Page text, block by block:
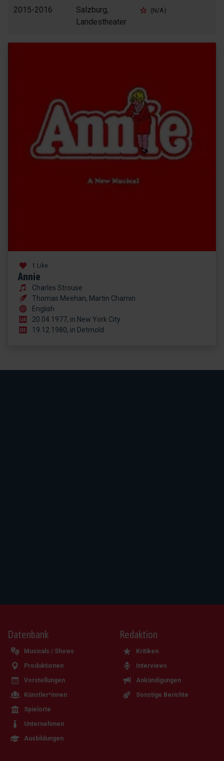
2015-2016
Salzburg,
Landestheater
(N/A)
1 Like
Annie
Charles Strouse
Thomas Meehan, Martin Charnin
English
20.04.1977, in New York City
19.12.1980, in Detmold
Datenbank
Musicals / Shows
Produktionen
Vorstellungen
Künstler*innen
Spielorte
Unternehmen
Ausbildungen
Redaktion
Kritiken
Interviews
Ankündigungen
Sonstige Berichte